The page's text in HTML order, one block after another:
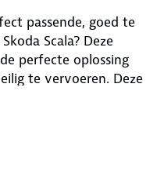
passende, goed te
Scala? Deze
perfecte oplossing
te vervoeren. Deze
2023 - Staal